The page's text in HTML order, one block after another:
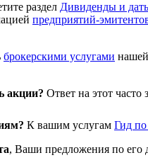
раздел Дивиденды и
предприятий-
брокерскими услугами
акции? Ответ на этот
К вашим услугам Гид
, Ваши предложения по